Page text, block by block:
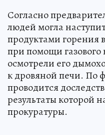
Согласно
людей могла
продуктами горения
при помощи
осмотрели его
к дровяной печи. По
проводится
результаты которой
прокуратуры.